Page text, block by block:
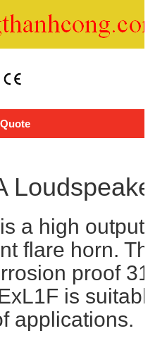
a high
flare horn.
proof
is
applications.